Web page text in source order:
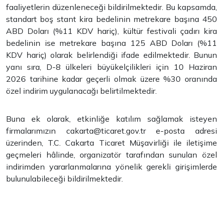
faaliyetlerin düzenleneceği bildirilmektedir. Bu kapsamda,
standart boş stant kira bedelinin metrekare başına 450
ABD Doları (%11 KDV hariç), kültür festivali çadırı kira
bedelinin ise metrekare başına 125 ABD Doları (%11
KDV hariç) olarak belirlendiği ifade edilmektedir. Bunun
yanı sıra, D-8 ülkeleri büyükelçilikleri için 10 Haziran
2026 tarihine kadar geçerli olmak üzere %30 oranında
özel indirim uygulanacağı belirtilmektedir.
Buna ek olarak, etkinliğe katılım sağlamak isteyen
firmalarımızın cakarta@ticaret.gov.tre-posta adresi
üzerinden, T.C. Cakarta Ticaret Müşavirliği ile iletişime
geçmeleri hâlinde, organizatör tarafından sunulan özel
indirimden yararlanmalarına yönelik gerekli girişimlerde
bulunulabileceği bildirilmektedir.